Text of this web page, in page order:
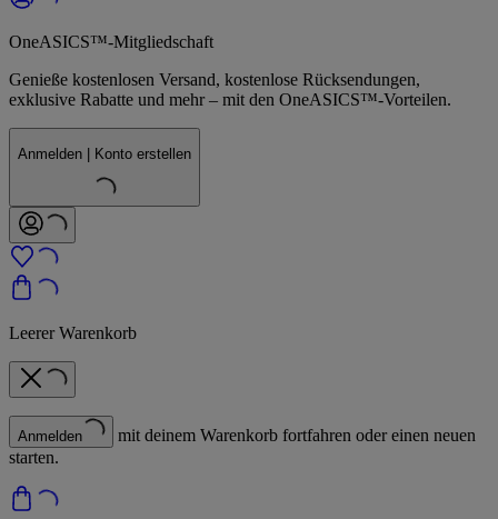
OneASICS™-Mitgliedschaft
Genieße kostenlosen Versand, kostenlose Rücksendungen,
exklusive Rabatte und mehr – mit den OneASICS™-Vorteilen.
Anmelden | Konto erstellen
Leerer Warenkorb
Anmelden
mit deinem Warenkorb fortfahren oder einen neuen
starten.